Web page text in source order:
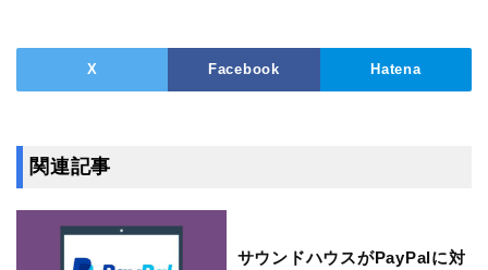
X Facebook Hatena
関連記事
サウンドハウスがPayPalに対